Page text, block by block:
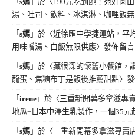
湯、吐司、飲料、冰淇淋、咖哩飯
「 s媽 」於〈近徐匯中學捷運站，平
用味噌湯、白飯無限供應〉發佈留言
「 s媽 」於〈藏很深的懷舊小餐館，
龍蛋、焦糖布丁是飯後推薦甜點〉
「 irene 」於〈三重新開幕多拿滋專
地瓜+日本中澤生乳製作，一個35元
「 s媽 」於〈三重新開幕多拿滋專賣